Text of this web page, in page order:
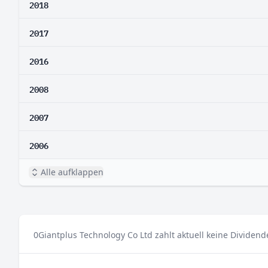
2018
2017
2016
2008
2007
2006
Alle aufklappen
0Giantplus Technology Co Ltd zahlt aktuell keine